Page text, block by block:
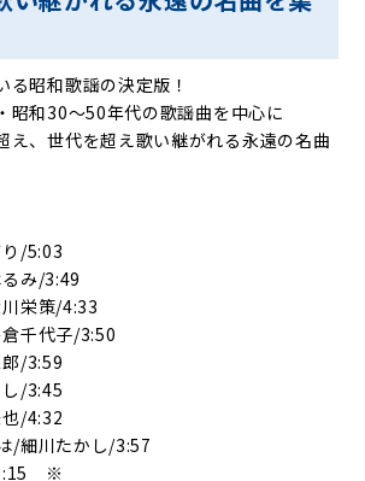
る昭和歌謡の決定版！
昭和30〜50年代の歌謡曲を中心に
え、世代を超え歌い継がれる永遠の名曲
/5:03
み/3:49
栄策/4:33
千代子/3:50
/3:59
/3:45
/4:32
/細川たかし/3:57
※